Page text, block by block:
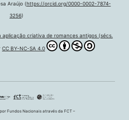
Araújo (https://orcid.org/0000-0002-7874-
3256)
aplicação criativa de romances antigos (sécs.
CC BY-NC-SA 4.0
Fundos Nacionais através da FCT –